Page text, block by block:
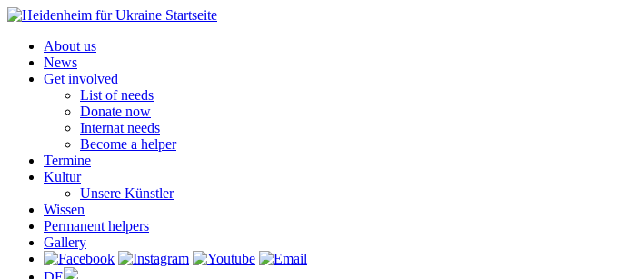
About us
News
Get involved
List of needs
Donate now
Internat needs
Become a helper
Termine
Kultur
Unsere Künstler
Wissen
Permanent helpers
Gallery